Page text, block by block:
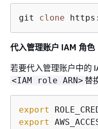
git clone https:
代入管理账户 IAM 角色
若要代入管理账户中的
<IAM role ARN> 替
export
export